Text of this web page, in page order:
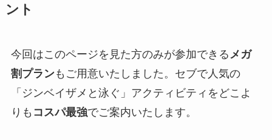
ント
今回はこのページを見た方のみが参加できるメガ
割プランもご用意いたしました。セブで人気の
「ジンベイザメと泳ぐ」アクティビティをどこよ
りも コスパ最強でご案内いたします。